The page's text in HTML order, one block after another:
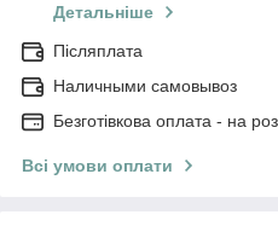
Детальніше
Післяплата
Наличными самовывоз
Безготівкова оплата - на
Всі умови оплати